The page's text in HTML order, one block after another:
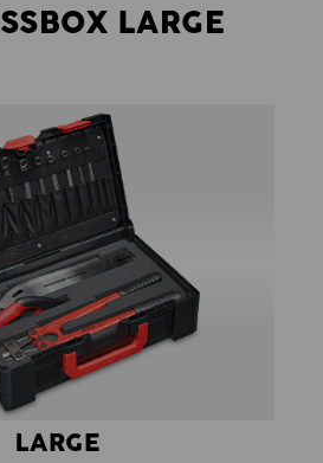
LARGE
LARGE